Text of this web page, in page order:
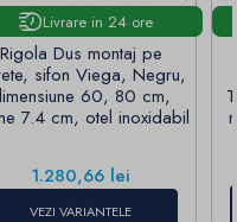
Livrare in 24 ore
Rigola Dus montaj pe
sifon Viega, Negru,
60, 80 cm,
7.4 cm, otel inoxidabil
Pret
1.280,66 lei
VEZI VARIANTELE